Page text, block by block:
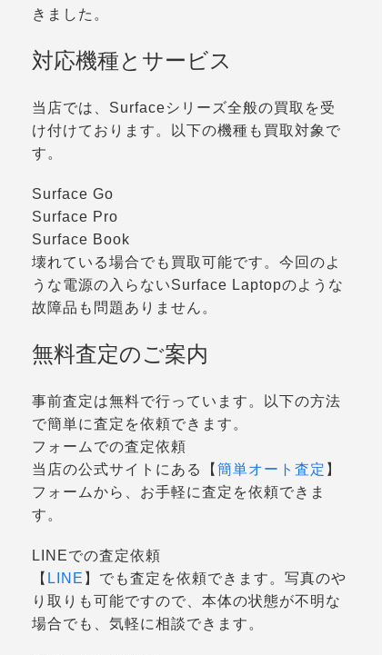
きました。
対応機種とサービス
当店では、Surfaceシリーズ全般の買取を受
け付けております。以下の機種も買取対象で
す。
Surface Go
Surface Pro
Surface Book
壊れている場合でも買取可能です。今回のよ
うな電源の入らないSurface Laptopのような
故障品も問題ありません。
無料査定のご案内
事前査定は無料で行っています。以下の方法
で簡単に査定を依頼できます。
フォームでの査定依頼
当店の公式サイトにある【 簡単オート査定 】
フォームから、お手軽に査定を依頼できま
す。
LINEでの査定依頼
【 LINE 】でも査定を依頼できます。写真のや
り取りも可能ですので、本体の状態が不明な
場合でも、気軽に相談できます。